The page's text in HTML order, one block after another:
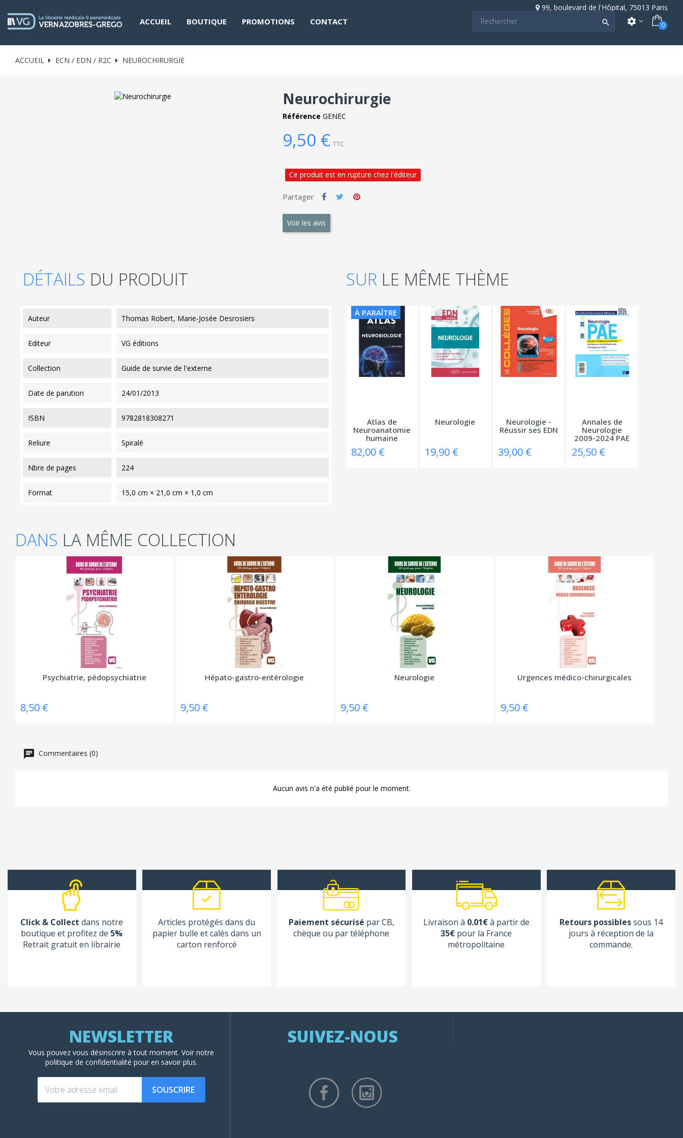
99, boulevard de l'Hôpital, 75013 Paris
ACCUEIL BOUTIQUE PROMOTIONS CONTACT  settings 0
ACCUEIL ECN / EDN / R2C NEUROCHIRURGIE
Neurochirurgie
Référence GENEC
9,50 € TTC
Ce produit est en rupture chez l'éditeur
Partager
Voir les avis
DÉTAILS DU PRODUIT
auteur Thomas Robert, Marie-Josée Desrosiers
editeur VG éditions
collection Guide de survie de l'externe
date de parution 24/01/2013
ISBN 9782818308271
reliure Spiralé
nbre de pages 224
format 15,0 cm × 21,0 cm × 1,0 cm
SUR LE MÊME THÈME
À PARAÎTRE
Atlas de
Neuroanatomie
humaine
82,00 €
Neurologie
19,90 €
Neurologie -
Réussir ses EDN
39,00 €
Annales de
Neurologie
2009-2024 PAE
25,50 €
DANS LA MÊME COLLECTION
Psychiatrie, pédopsychiatrie
8,50 €
Hépato-gastro-entérologie
9,50 €
Neurologie
9,50 €
Urgences médico-chirurgicales
9,50 €
Commentaires (0)
Aucun avis n'a été publié pour le moment.
Click & Collect dans notre
boutique et profitez de 5%
Retrait gratuit en librairie
Articles protégés dans du
papier bulle et calés dans un
carton renforcé
Paiement sécurisé par CB,
chèque ou par téléphone
Livraison à 0.01€à partir de
35€ pour la France
métropolitaine
Retours possiblessous 14
jours à réception de la
commande.
Vous pouvez vous désinscrire à tout moment. Voirnotre
politique de confidentialité pour en savoir plus.
SOUSCRIRE
SUIVEZ-NOUS